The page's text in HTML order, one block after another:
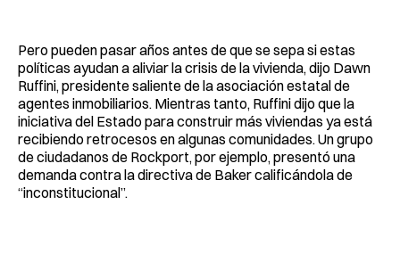
Pero pueden pasar años antes de que se sepa si estas
políticas ayudan a aliviar la crisis de la vivienda, dijo Dawn
Ruffini, presidente saliente de la asociación estatal de
agentes inmobiliarios. Mientras tanto, Ruffini dijo que la
iniciativa del Estado para construir más viviendas ya está
recibiendo retrocesos en algunas comunidades. Un grupo
de ciudadanos de Rockport, por ejemplo, presentó una
demanda contra la directiva de Baker calificándola de
“inconstitucional”.